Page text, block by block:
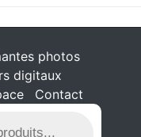
photos
digitaux
Contact